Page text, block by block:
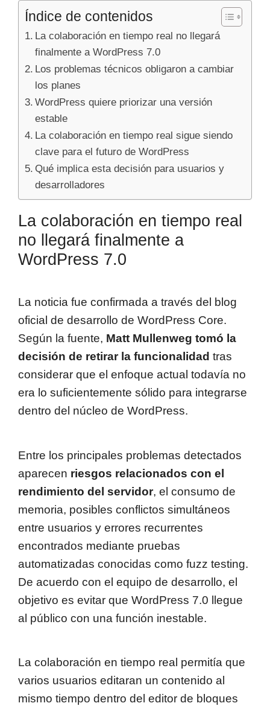
Índice de contenidos
La colaboración en tiempo real no llegará
finalmente a WordPress 7.0
Los problemas técnicos obligaron a cambiar
los planes
WordPress quiere priorizar una versión
estable
La colaboración en tiempo real sigue siendo
clave para el futuro de WordPress
Qué implica esta decisión para usuarios y
desarrolladores
La colaboración en tiempo real
no llegará finalmente a
WordPress 7.0
La noticia fue confirmada a través del blog
oficial de desarrollo de WordPress Core.
Según la fuente, Matt Mullenweg tomó la
decisión de retirar la funcionalidad tras
considerar que el enfoque actual todavía no
era lo suficientemente sólido para integrarse
dentro del núcleo de WordPress.
Entre los principales problemas detectados
aparecen riesgos relacionados con el
rendimiento del servidor, el consumo de
memoria, posibles conflictos simultáneos
entre usuarios y errores recurrentes
encontrados mediante pruebas
automatizadas conocidas como fuzz testing.
De acuerdo con el equipo de desarrollo, el
objetivo es evitar que WordPress 7.0 llegue
al público con una función inestable.
La colaboración en tiempo real permitía que
varios usuarios editaran un contenido al
mismo tiempo dentro del editor de bloques